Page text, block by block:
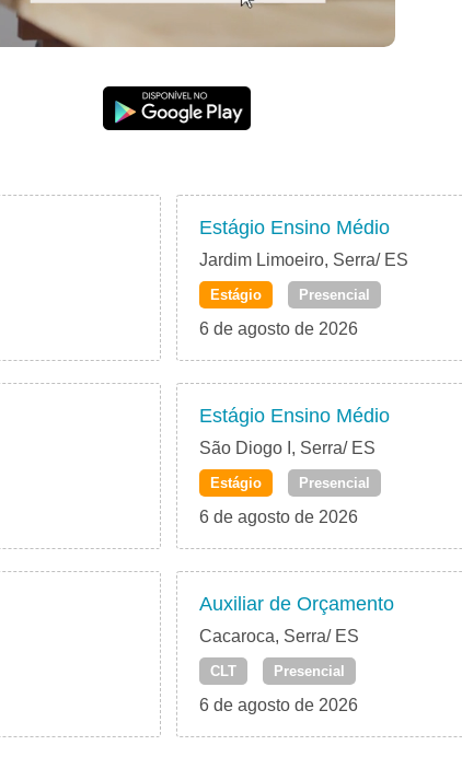
Estágio Ensino Médio
Jardim Limoeiro, Serra/ ES
Estágio Presencial
6 de agosto de 2026
Estágio Ensino Médio
São Diogo I, Serra/ ES
Estágio Presencial
6 de agosto de 2026
Auxiliar de Orçamento
Cacaroca, Serra/ ES
CLT Presencial
6 de agosto de 2026